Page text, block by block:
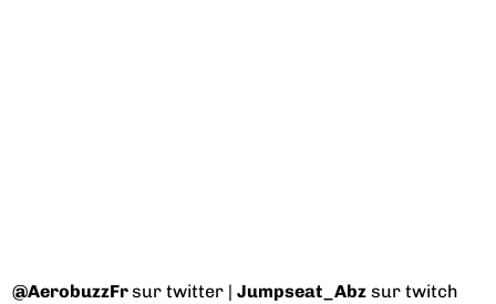
@AerobuzzFrsur twitter |Jumpseat_Abz sur twitch